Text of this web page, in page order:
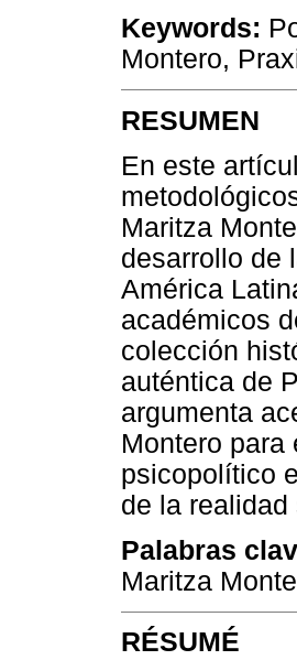
Keywords:
Montero,
RESUMEN
En este
Maritza
desarrollo de
América
académicos
colección
auténtica de
argumenta
Montero para
psicopolítico
de la
Palabras
Maritza
RÉSUMÉ